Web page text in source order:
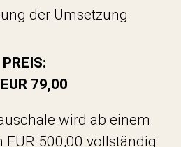
der Umsetzung
PREIS:
79,00
wird ab einem
500,00 vollständig